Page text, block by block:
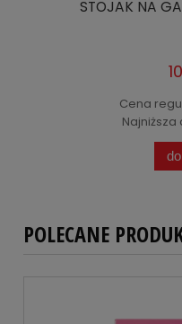
STOJAK NA
Cena
POLECANE